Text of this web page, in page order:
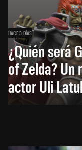
HACE 3 DÍAS
¿Quién será
of Zelda? Un
actor Uli